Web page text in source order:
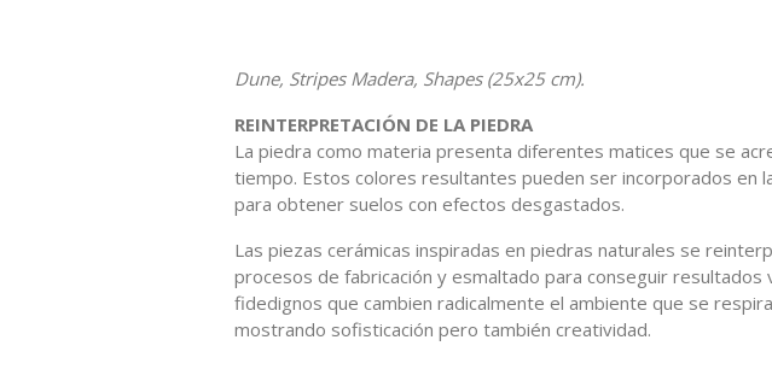
Dune, Stripes Madera, Shapes (25x25 cm).
REINTERPRETACIÓN DE LA PIEDRA
La piedra como materia presenta diferentes matices que se
tiempo. Estos colores resultantes pueden ser incorporados en
para obtener suelos con efectos desgastados.
Las piezas cerámicas inspiradas en piedras naturales se
procesos de fabricación y esmaltado para conseguir resultados
fidedignos que cambien radicalmente el ambiente que se
mostrando sofisticación pero también creatividad.